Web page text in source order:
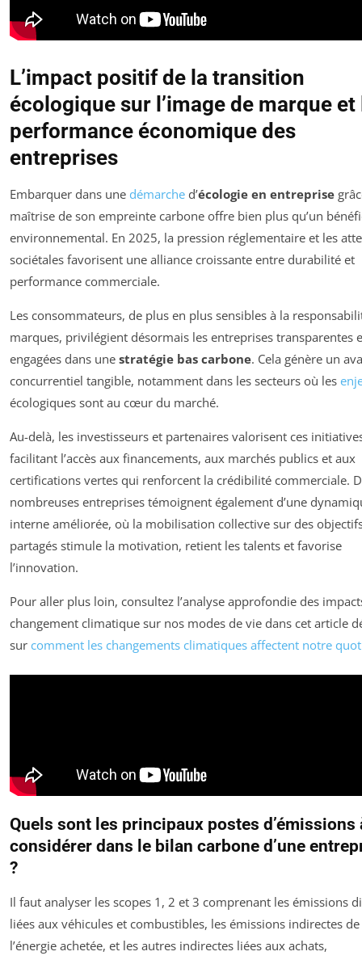
L’impact positif de la transition
écologique sur l’image de marque et
performance économique des
entreprises
Embarquer dans une démarche d’écologie en entreprise
maîtrise de son empreinte carbone offre bien plus qu’un
environnemental. En 2025, la pression réglementaire et les
sociétales favorisent une alliance croissante entre durabilité et
performance commerciale.
Les consommateurs, de plus en plus sensibles à la
marques, privilégient désormais les entreprises transparentes
engagées dans une stratégie bas carbone. Cela génère un
concurrentiel tangible, notamment dans les secteurs où les
écologiques sont au cœur du marché.
Au-delà, les investisseurs et partenaires valorisent ces
facilitant l’accès aux financements, aux marchés publics et aux
certifications vertes qui renforcent la crédibilité commerciale.
nombreuses entreprises témoignent également d’une
interne améliorée, où la mobilisation collective sur des
partagés stimule la motivation, retient les talents et favorise
l’innovation.
Pour aller plus loin, consultez l’analyse approfondie des
changement climatique sur nos modes de vie dans cet article
sur comment les changements climatiques affectent notre
Quels sont les principaux postes d’émissions
considérer dans le bilan carbone d’une
?
Il faut analyser les scopes 1, 2 et 3 comprenant les émissions
liées aux véhicules et combustibles, les émissions indirectes de
l’énergie achetée, et les autres indirectes liées aux achats,